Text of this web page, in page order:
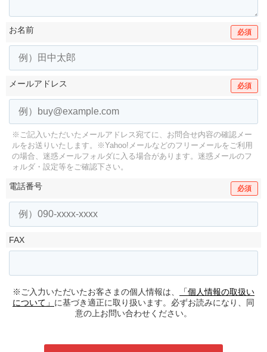
お名前 必須
メールアドレス 必須
※ご記入いただいたメールアドレス宛てに、お問合せ内容の確認メー
ルをお送りいたします。
※Yahoo!メールなどのフリーメールをご利用
の場合、迷惑メールフォルダに入る場合があります。 迷惑メールのフ
ォルダ・設定等をご確認下さい。
電話番号 必須
FAX
※ご入力いただいたお客さまの個人情報は、
「個人情報の取扱い
について」 に基づき適正に取り扱います。必ずお読みになり、同
意の上お問い合わせください。